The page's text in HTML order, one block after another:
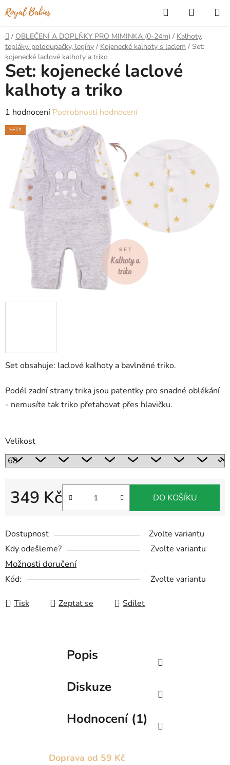
Přejít
na
obsah
Hledat
KOŠÍK
Domů
/ OBLEČENÍ A DOPLŇKY PRO MIMINKA (0-24m) / Kalhoty,
tepláky, polodupačky, legíny / Kojenecké kalhoty s laclem / Set:
kojenecké laclové kalhoty a triko
Set obsahuje: laclové kalhoty a bavlněné triko.
Podél zadní strany trika jsou patentky pro snadné oblékání
- nemusíte tak triko přetahovat přes hlavičku.
Velikost
Dostupnost
Zvolte variantu
Kdy odešleme?
Zvolte variantu
Možnosti doručení
Kód: Zvolte variantu
349 Kč DO KOŠÍKU
Tisk Zeptat se Sdílet
Set: kojenecké laclové
kalhoty a triko
Průměrné
hodnocení
produktu
hvězdiček.
1 hodnocení Podrobnosti hodnocení
SETY
Doprava od 59 Kč
Popis
Diskuze
Hodnocení (1)